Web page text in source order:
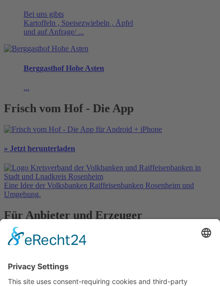
Bei uns gibts
Kartoffeln , Speisezwiebeln , Äpfel
und auf Anfrage/ ...
Berggasthof Hohe Asten
...
Frisch vom Hof - Die App
» Jetzt herunterladen
Eine Idee der Volksbanken Raiffeisenbanken Rosenheim und
Umgebung.
Für Anbieter und Erzeuger
» Ihre Werbung